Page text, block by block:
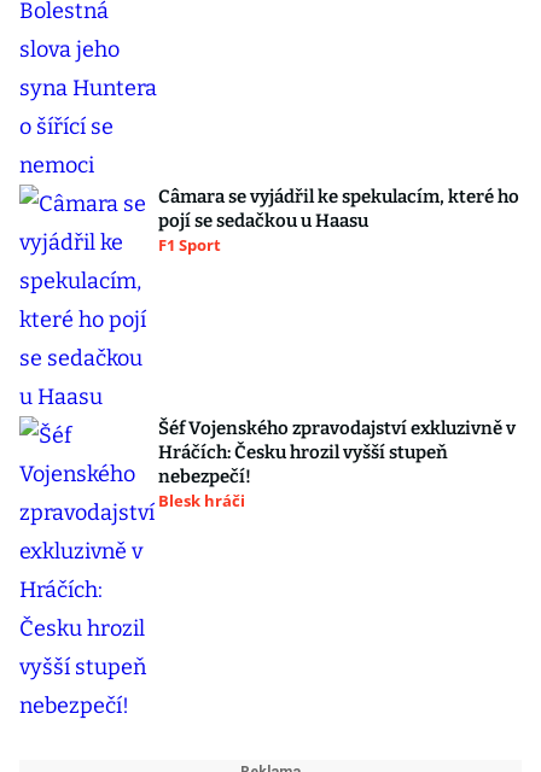
Câmara se vyjádřil ke spekulacím, které ho
pojí se sedačkou u Haasu
F1 Sport
Šéf Vojenského zpravodajství exkluzivně v
Hráčích: Česku hrozil vyšší stupeň
nebezpečí!
Blesk hráči